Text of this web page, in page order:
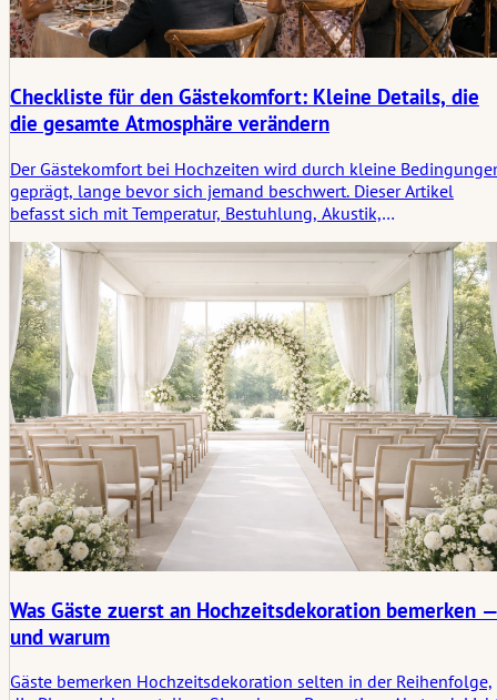
Checkliste für den Gästekomfort: Kleine Details, die
die gesamte Atmosphäre verändern
Der Gästekomfort bei Hochzeiten wird durch kleine
geprägt, lange bevor sich jemand beschwert. Dieser Artikel
befasst sich mit Temperatur, Bestuhlung, Akustik,
verändern, wie sich der gesamte Raum anfühlt.
Was Gäste zuerst an Hochzeitsdekoration bemerken
und warum
Gäste bemerken Hochzeitsdekoration selten in der Reihenfolge,